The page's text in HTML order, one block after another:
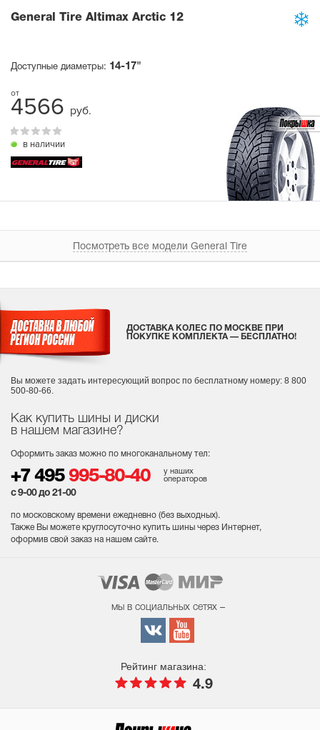
General Tire Altimax Arctic 12
Доступные диаметры: 14-17"
4566 руб.
в наличии
Посмотреть все модели General Tire
Как купить шины и диски
в нашем магазине?
Оформить заказ можно по многоканальному тел:
+7 495 995-80-40
у наших
операторов
с 9-00 до 21-00
по московскому времени ежедневно (без выходных).
Также Вы можете круглосуточно купить шины через Интернет,
оформив свой заказ на нашем сайте.
ДОСТАВКА КОЛЕС ПО МОСКВЕ ПРИ
ПОКУПКЕ КОМПЛЕКТА — БЕСПЛАТНО!
Вы можете задать интересующий вопрос по бесплатному номеру: 8 800
500-80-66.
мы в социальных сетях –
Рейтинг магазина:
4.9